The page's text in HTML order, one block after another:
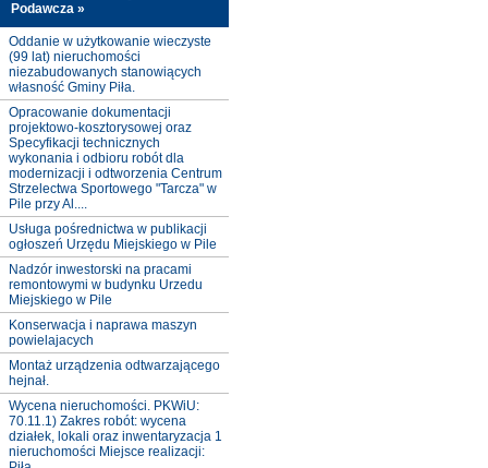
Podawcza »
Oddanie w użytkowanie wieczyste
(99 lat) nieruchomości
niezabudowanych stanowiących
własność Gminy Piła.
Opracowanie dokumentacji
projektowo-kosztorysowej oraz
Specyfikacji technicznych
wykonania i odbioru robót dla
modernizacji i odtworzenia Centrum
Strzelectwa Sportowego "Tarcza" w
Pile przy Al....
Usługa pośrednictwa w publikacji
ogłoszeń Urzędu Miejskiego w Pile
Nadzór inwestorski na pracami
remontowymi w budynku Urzedu
Miejskiego w Pile
Konserwacja i naprawa maszyn
powielajacych
Montaż urządzenia odtwarzającego
hejnał.
Wycena nieruchomości. PKWiU:
70.11.1) Zakres robót: wycena
działek, lokali oraz inwentaryzacja 1
nieruchomości Miejsce realizacji: